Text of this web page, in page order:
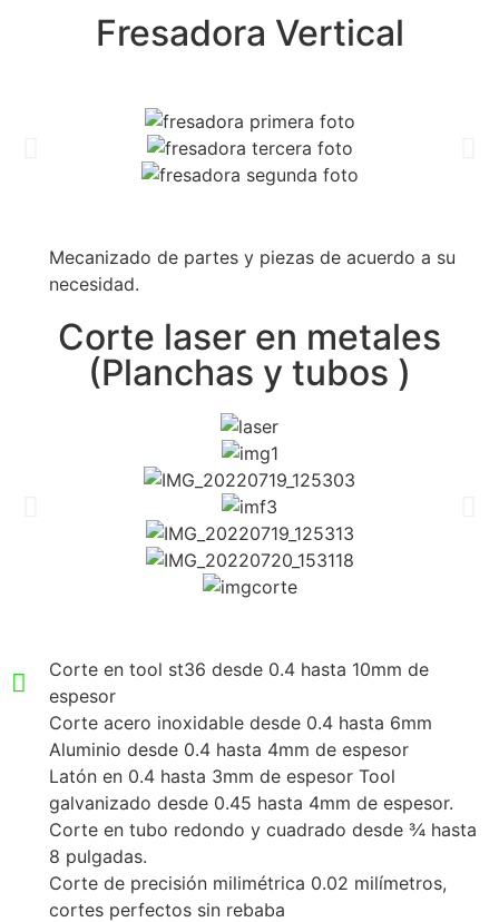
Fresadora Vertical
Mecanizado de partes y piezas de acuerdo a su
necesidad.
Corte laser en metales
(Planchas y tubos )
Corte en tool st36 desde 0.4 hasta 10mm de
espesor
Corte acero inoxidable desde 0.4 hasta 6mm
Aluminio desde 0.4 hasta 4mm de espesor
Latón en 0.4 hasta 3mm de espesor Tool
galvanizado desde 0.45 hasta 4mm de espesor.
Corte en tubo redondo y cuadrado desde ¾ hasta
8 pulgadas.
Corte de precisión milimétrica 0.02 milímetros,
cortes perfectos sin rebaba